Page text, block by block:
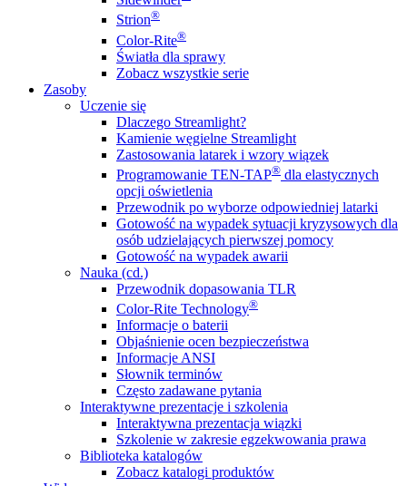
Strion®
Color-Rite®
Światła dla sprawy
Zobacz wszystkie serie
Zasoby
Uczenie się
Dlaczego Streamlight?
Kamienie węgielne Streamlight
Zastosowania latarek i wzory wiązek
Programowanie TEN-TAP® dla elastycznych
opcji oświetlenia
Przewodnik po wyborze odpowiedniej latarki
Gotowość na wypadek sytuacji kryzysowych dla
osób udzielających pierwszej pomocy
Gotowość na wypadek awarii
Nauka (cd.)
Przewodnik dopasowania TLR
Color-Rite Technology®
Informacje o baterii
Objaśnienie ocen bezpieczeństwa
Informacje ANSI
Słownik terminów
Często zadawane pytania
Interaktywne prezentacje i szkolenia
Interaktywna prezentacja wiązki
Szkolenie w zakresie egzekwowania prawa
Biblioteka katalogów
Zobacz katalogi produktów